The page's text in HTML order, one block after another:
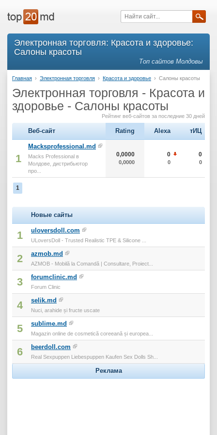
Электронная торговля: Красота и здоровье:
Салоны красоты
Топ сайтов Молдовы
Главная › Электронная торговля › Красота и здоровье › Салоны красоты
Электронная торговля - Красота и
здоровье - Салоны красоты
Рейтинг веб-сайтов за последние 30 дней
Веб-сайт Rating Alexa тИЦ
1
Macksprofessional.md
Macks Professional в
Молдове, дистрибьютор
про...
0,0000
0,0000
0
0
0
0
1
Новые сайты
1 uloversdoll.com
ULoversDoll - Trusted Realistic TPE & Silicone ...
2 azmob.md
AZMOB - Mobilă la Comandă | Consultare, Proiect...
3 forumclinic.md
Forum Clinic
4 selik.md
Nuci, arahide și fructe uscate
5 sublime.md
Magazin online de cosmetică coreeană și europea...
6 beerdoll.com
Real Sexpuppen Liebespuppen Kaufen Sex Dolls Sh...
Реклама